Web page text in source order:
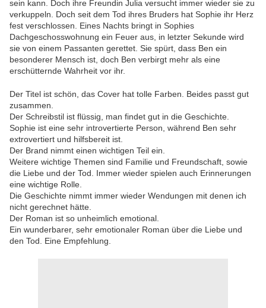
sein kann. Doch ihre Freundin Julia versucht immer wieder sie zu
verkuppeln. Doch seit dem Tod ihres Bruders hat Sophie ihr Herz
fest verschlossen. Eines Nachts bringt in Sophies
Dachgeschosswohnung ein Feuer aus, in letzter Sekunde wird
sie von einem Passanten gerettet. Sie spürt, dass Ben ein
besonderer Mensch ist, doch Ben verbirgt mehr als eine
erschütternde Wahrheit vor ihr.
Der Titel ist schön, das Cover hat tolle Farben. Beides passt gut
zusammen.
Der Schreibstil ist flüssig, man findet gut in die Geschichte.
Sophie ist eine sehr introvertierte Person, während Ben sehr
extrovertiert und hilfsbereit ist.
Der Brand nimmt einen wichtigen Teil ein.
Weitere wichtige Themen sind Familie und Freundschaft, sowie
die Liebe und der Tod. Immer wieder spielen auch Erinnerungen
eine wichtige Rolle.
Die Geschichte nimmt immer wieder Wendungen mit denen ich
nicht gerechnet hätte.
Der Roman ist so unheimlich emotional.
Ein wunderbarer, sehr emotionaler Roman über die Liebe und
den Tod. Eine Empfehlung.